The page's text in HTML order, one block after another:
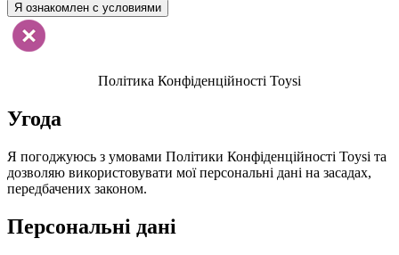
Я ознакомлен с условиями
Політика Конфіденційності Toysi
Угода
Я погоджуюсь з умовами Політики Конфіденційності Toysi та
дозволяю використовувати мої персональні дані на засадах,
передбачених законом.
Персональні дані